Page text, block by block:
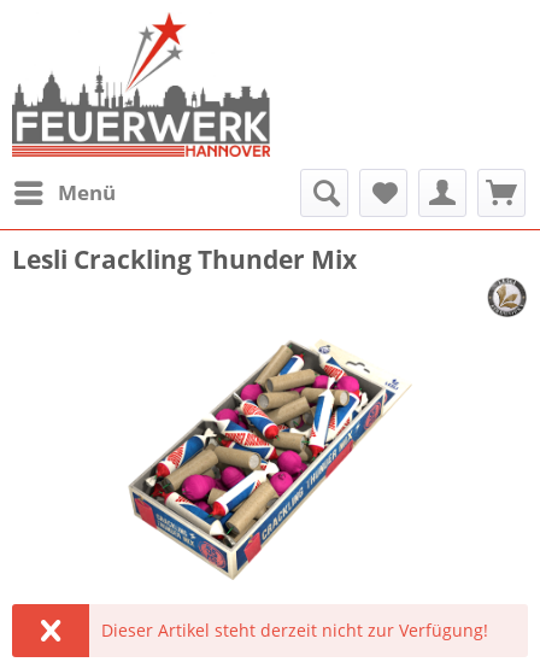
Menü
Lesli Crackling Thunder Mix
Dieser Artikel steht derzeit nicht zur Verfügung!